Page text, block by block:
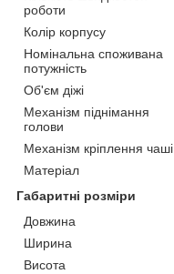
роботи
Колір корпусу
Номінальна споживана
потужність
Об'єм діжі
Механізм піднімання
голови
Механізм кріплення чаші
Матеріал
Габаритні розміри
Довжина
Ширина
Висота